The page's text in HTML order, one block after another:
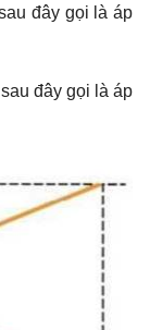
đây gọi là áp
đây gọi là áp